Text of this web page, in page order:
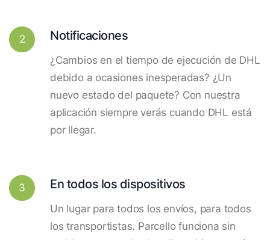
2 Notificaciones
¿Cambios en el tiempo de ejecución de DHL
debido a ocasiones inesperadas? ¿Un
nuevo estado del paquete? Con nuestra
aplicación siempre verás cuando DHL está
por llegar.
3 En todos los dispositivos
Un lugar para todos los envíos, para todos
los transportistas. Parcello funciona sin